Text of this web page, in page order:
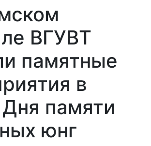
ВГУВТ
памятные
в
памяти
юнг